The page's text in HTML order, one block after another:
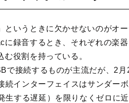
というときに欠かせないのがオ
に録音するとき、それぞれの楽
役割を持っている。
で接続するものが主流だが、2
続インターフェイスはサンダー
生する遅延）を限りなくゼロに